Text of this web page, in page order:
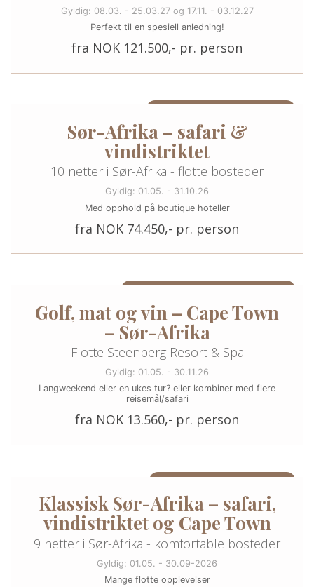
Gyldig: 08.03. - 25.03.27 og 17.11. - 03.12.27
Perfekt til en spesiell anledning!
fra NOK 121.500,- pr. person
Sør-Afrika – safari &
vindistriktet
10 netter i Sør-Afrika - flotte bosteder
Gyldig: 01.05. - 31.10.26
Med opphold på boutique hoteller
fra NOK 74.450,- pr. person
Golf, mat og vin – Cape Town
– Sør-Afrika
Flotte Steenberg Resort & Spa
Gyldig: 01.05. - 30.11.26
Langweekend eller en ukes tur? eller kombiner med flere
reisemål/safari
fra NOK 13.560,- pr. person
Klassisk Sør-Afrika – safari,
vindistriktet og Cape Town
9 netter i Sør-Afrika - komfortable bosteder
Gyldig: 01.05. - 30.09-2026
Mange flotte opplevelser